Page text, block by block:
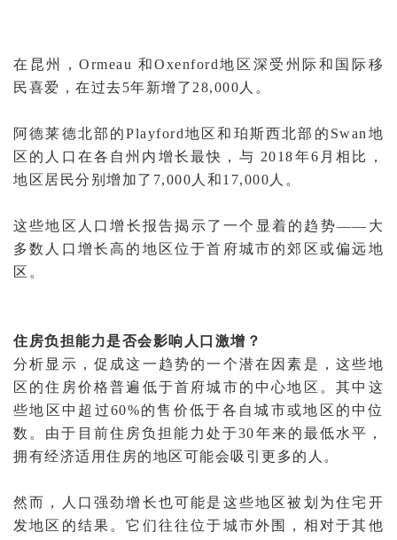
在昆州，Ormeau 和Oxenford地区深受州际和国际移
民喜爱，在过去5年新增了28,000人。
阿德莱德北部的Playford地区和珀斯西北部的Swan地
区的人口在各自州内增长最快，与 2018年6月相比，
地区居民分别增加了7,000人和17,000人。
这些地区人口增长报告揭示了一个显着的趋势——大
多数人口增长高的地区位于首府城市的郊区或偏远地
区。
住房负担能力是否会影响人口激增？
分析显示，促成这一趋势的一个潜在因素是，这些地
区的住房价格普遍低于首府城市的中心地区。其中这
些地区中超过60%的售价低于各自城市或地区的中位
数。由于目前住房负担能力处于30年来的最低水平，
拥有经济适用住房的地区可能会吸引更多的人。
然而，人口强劲增长也可能是这些地区被划为住宅开
发地区的结果。它们往往位于城市外围，相对于其他